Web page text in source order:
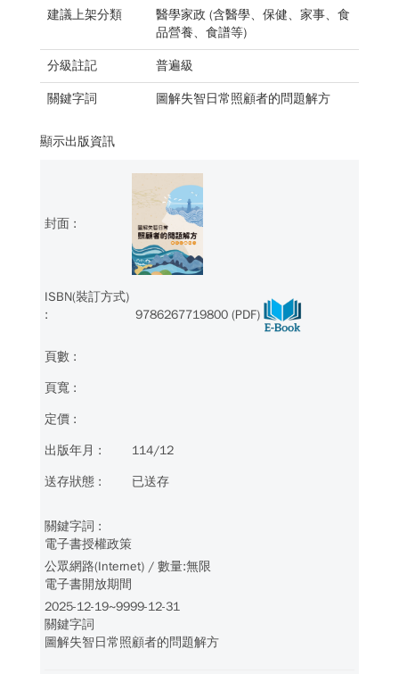
建議上架分類
醫學家政 (含醫學、保健、家事、食
品營養、食譜等)
分級註記 普遍級
關鍵字詞 圖解失智日常照顧者的問題解方
顯示出版資訊
9786267719800 (PDF)
114/12
已送存
電子書授權政策
公眾網路(Internet) / 數量:無限
電子書開放期間
2025-12-19~9999-12-31
關鍵字詞
圖解失智日常照顧者的問題解方